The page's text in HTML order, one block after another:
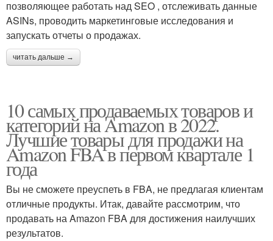
позволяющее работать над SEO , отслеживать данные
ASINs, проводить маркетинговые исследования и
запускать отчеты о продажах.
читать дальше →
10 самых продаваемых товаров и
категорий на Amazon в 2022.
Лучшие товары для продажи на
Amazon FBA в первом квартале 1
года
Вы не сможете преуспеть в FBA, не предлагая клиентам
отличные продукты. Итак, давайте рассмотрим, что
продавать на Amazon FBA для достижения наилучших
результатов.